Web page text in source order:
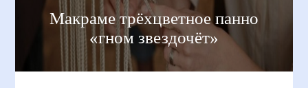
Макраме трёхцветное панно
«гном звездочёт»